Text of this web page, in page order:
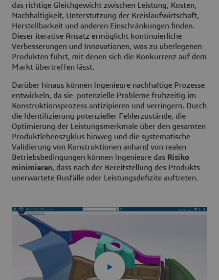
das richtige Gleichgewicht zwischen Leistung, Kosten,
Nachhaltigkeit, Unterstützung der Kreislaufwirtschaft,
Herstellbarkeit und anderen Einschränkungen finden.
Dieser iterative Ansatz ermöglicht kontinuierliche
Verbesserungen und Innovationen, was zu überlegenen
Produkten führt, mit denen sich die Konkurrenz auf dem
Markt übertreffen lässt.
Darüber hinaus können Ingenieure nachhaltige Prozesse
entwickeln, da sie potenzielle Probleme frühzeitig im
Konstruktionsprozess antizipieren und verringern. Durch
die Identifizierung potenzieller Fehlerzustände, die
Optimierung der Leistungsmerkmale über den gesamten
Produktlebenszyklus hinweg und die systematische
Validierung von Konstruktionen anhand von realen
Betriebsbedingungen können Ingenieure das Risiko
minimieren, dass nach der Bereitstellung des Produkts
unerwartete Ausfälle oder Leistungsdefizite auftreten.